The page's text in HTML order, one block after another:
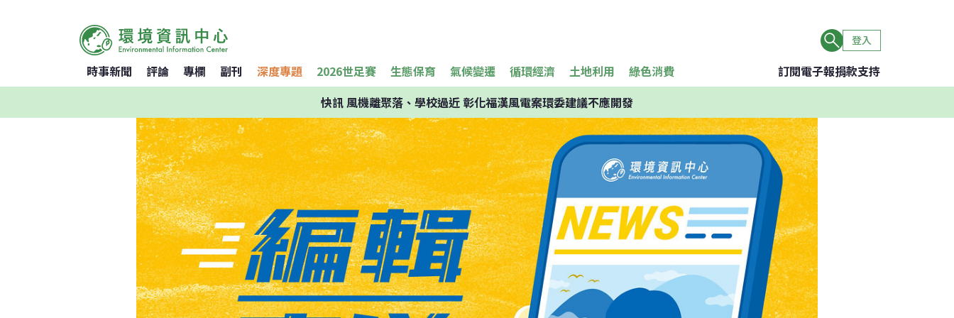
登入
時事新聞 評論 專欄 副刊 深度專題 2026世足賽 生態保育 氣候變遷 循環經濟 土地利用 綠色消費 訂閱電子報捐款支持
快訊風機離聚落、學校過近 彰化福漢風電案環委建議不應開發